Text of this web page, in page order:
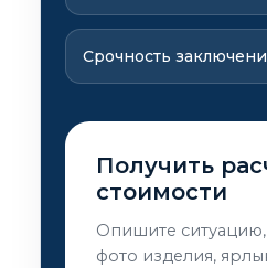
Срочность
Получить
стоимости
Опишите
фото изделия,